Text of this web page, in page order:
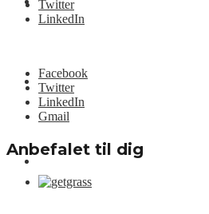
Kurslister
Twitter
LinkedIn
Facebook
Twitter
LinkedIn
Gmail
Anbefalet til dig